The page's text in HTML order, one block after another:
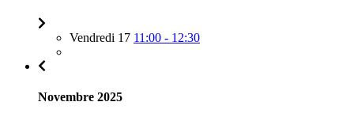
Vendredi 17 11:00 - 12:30
Novembre 2025